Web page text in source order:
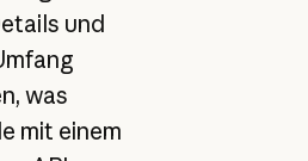
und
was
mit einem